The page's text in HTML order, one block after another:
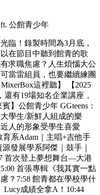
公館青少年
臨！錄製時間為3月底，
在節目中聽到館青的歌
求職焦慮？人生煩惱大公
當雷組員，也要繼續練團
這裡聽】 【2025
有19場知名企業講座，
】公館青少年 GGteens：
學生/新鮮人組成的樂
人的形象受學生喜愛
系Adam｜主唱+吉他手
發展學系阿傑｜鼓手｜
首次登上夢想舞台—大港
首張專輯《我其實一點
？7:58 館青都在學校學什
Lucy成績全拿A！10:44